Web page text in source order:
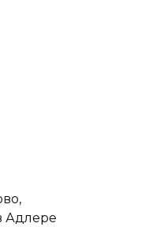
Адлере